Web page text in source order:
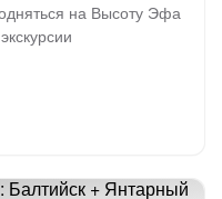
на Высоту Эфа